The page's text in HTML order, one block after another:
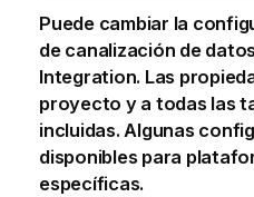
Puede cambiar la
de canalización de
Integration. Las
proyecto y a todas las
incluidas. Algunas
disponibles para
específicas.